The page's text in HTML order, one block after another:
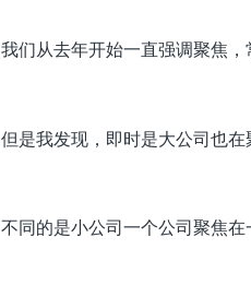
我们从去年开始一直强调聚焦，
但是我发现，即时是大公司也在
不同的是小公司一个公司聚焦